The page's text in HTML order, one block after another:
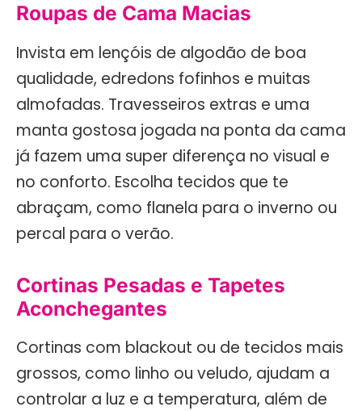
Roupas de Cama Macias
Invista em lençóis de algodão de boa
qualidade, edredons fofinhos e muitas
almofadas. Travesseiros extras e uma
manta gostosa jogada na ponta da cama
já fazem uma super diferença no visual e
no conforto. Escolha tecidos que te
abraçam, como flanela para o inverno ou
percal para o verão.
Cortinas Pesadas e Tapetes
Aconchegantes
Cortinas com blackout ou de tecidos mais
grossos, como linho ou veludo, ajudam a
controlar a luz e a temperatura, além de